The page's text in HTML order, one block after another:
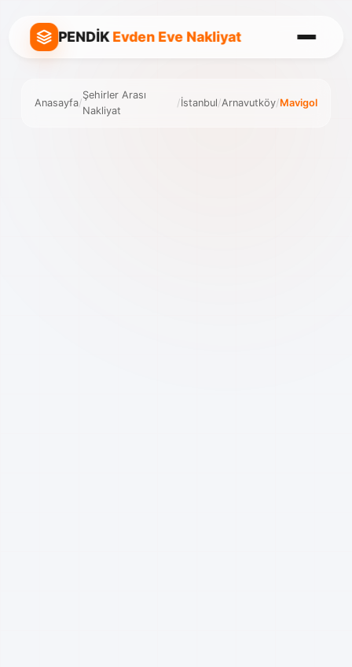
PENDİKEvden Eve Nakliyat
Anasayfa/
Şehirler Arası
Nakliyat
/İstanbul/Arnavutköy/Mavigol